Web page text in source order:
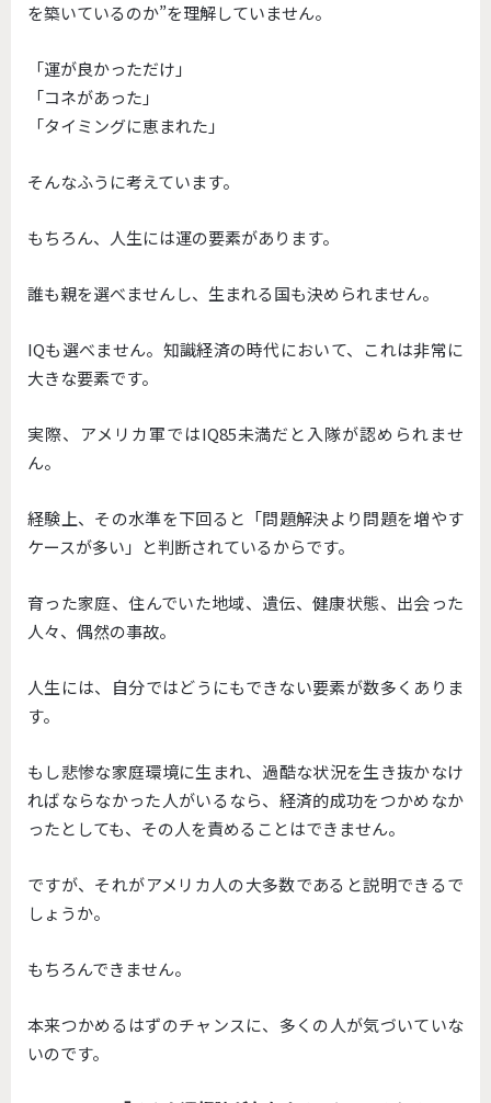
を築いているのか”を理解していません。
「運が良かっただけ」
「コネがあった」
「タイミングに恵まれた」
そんなふうに考えています。
もちろん、人生には運の要素があります。
誰も親を選べませんし、生まれる国も決められません。
IQも選べません。知識経済の時代において、これは非常に
大きな要素です。
実際、アメリカ軍ではIQ85未満だと入隊が認められませ
ん。
経験上、その水準を下回ると「問題解決より問題を増やす
ケースが多い」と判断されているからです。
育った家庭、住んでいた地域、遺伝、健康状態、出会った
人々、偶然の事故。
人生には、自分ではどうにもできない要素が数多くありま
す。
もし悲惨な家庭環境に生まれ、過酷な状況を生き抜かなけ
ればならなかった人がいるなら、経済的成功をつかめなか
ったとしても、その人を責めることはできません。
ですが、それがアメリカ人の大多数であると説明できるで
しょうか。
もちろんできません。
本来つかめるはずのチャンスに、多くの人が気づいていな
いのです。